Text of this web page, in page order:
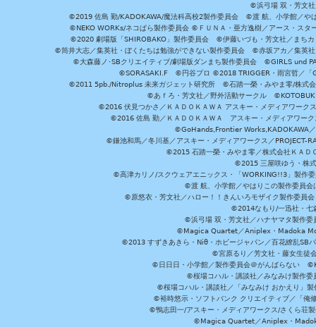
©浜弓場 双・芳文社
©2019 佐島 勤/KADOKAWA/魔法科高校2製作委員会 ©渡 航、小学館／や
©NEKO WORKs/ネコぱら製作委員会 ©ＦＵＮＡ・亜方逸樹／アース・ス
©2020 劇場版「SHIROBAKO」製作委員会 ©伊藤いづも・芳文社／まち
©筒井大志／集英社・ぼくたちは勉強ができない製作委員会 ©赤坂アカ／集英
©大森藤ノ･SBクリエイティブ/劇場版ダンまち製作委員会 ©GIRLS und
©SORASAKI.F ©円谷プロ ©2018 TRIGGER・雨宮哲／
©2011 5pb./Nitroplus 未来ガジェット研究所 ©石踏一榮・みやま零/株式
©あｆろ・芳文社／野外活動サークル
©2016 伏見つかさ／ＫＡＤＯＫＡＷＡ アスキー・メディアワー
©2016 佐島 勤／ＫＡＤＯＫＡＷＡ アスキー・メディアワ
©GoHands,Frontier Works,KADOKAWA
©鎌池和馬／冬川基／アスキー・メディアワークス／
©2015 石踏一榮・みやま零／株式会社ＫＡＤ
©2015 三屋咲ゆう・株
©高津カリノ/スクウェアエニックス・「WORKING!!3」製作
©渡 航、小学館／やはりこの製作委員
©原悠衣・芳文社／ハロー！！きんいろモザイク製作委員
©2014なもり/一迅社・
©浜弓場 双・芳文社／ハナヤマタ製作
©Magica Quartet／Aniplex・Madoka
©2013 すずきあきら・Niθ・ホビージャパン／百花繚乱
©宮原るり／芳文社・藤女生徒
©日日日・小学館／製作委員会＠がんばらない
©桜場コハル・講談社／みなみけ製作
©桜場コハル・講談社／「みなみけ おかえり」
©裕時悠示・ソフトバンク クリエイティブ／「
©鴨志田一/アスキー・メディアワークス/さく
©Magica Quartet／Aniplex・